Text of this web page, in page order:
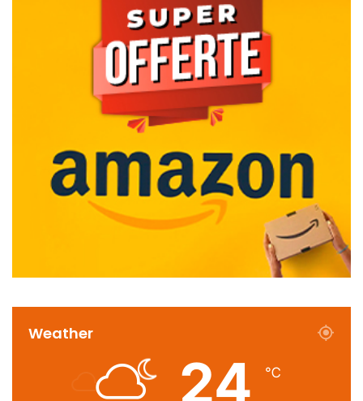
Weather
24 ℃